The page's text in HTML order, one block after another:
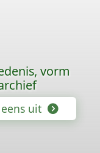
vorm
uit